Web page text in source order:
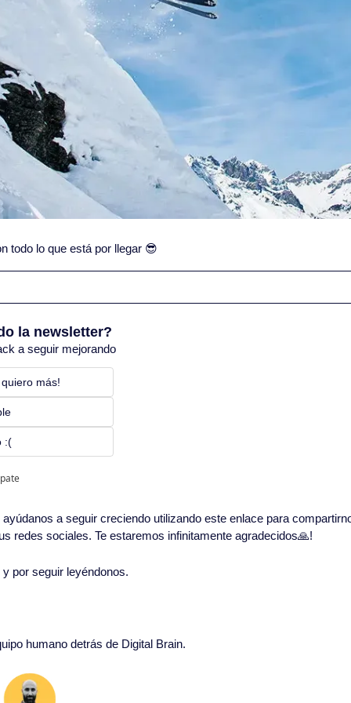
todo lo que está por llegar 😎
la newsletter?
a seguir mejorando
más!
:(
a seguir creciendo utilizando este enlace para
redes sociales. Te estaremos infinitamente agradecidos🙏!
por seguir leyéndonos.
humano detrás de Digital Brain.